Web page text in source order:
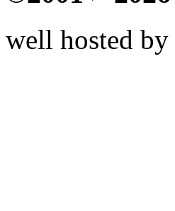
well hosted by